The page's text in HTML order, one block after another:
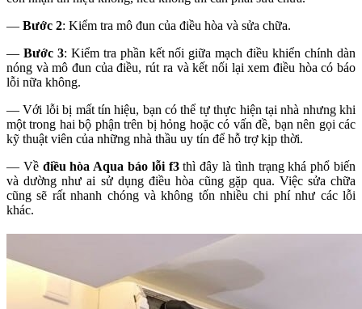
— Bước 2: Kiểm tra mô đun của điều hòa và sửa chữa.
— Bước 3: Kiểm tra phần kết nối giữa mạch điều khiển chính dàn
nóng và mô đun của điều, rút ra và kết nối lại xem điều hòa có báo
lỗi nữa không.
— Với lỗi bị mất tín hiệu, bạn có thể tự thực hiện tại nhà nhưng khi
một trong hai bộ phận trên bị hỏng hoặc có vấn đề, bạn nên gọi các
kỹ thuật viên của những nhà thầu uy tín để hỗ trợ kịp thời.
— Về điều hòa Aqua báo lỗi f3thì đây là tình trạng khá phổ biến
và dường như ai sử dụng điều hòa cũng gặp qua. Việc sửa chữa
cũng sẽ rất nhanh chóng và không tốn nhiều chi phí như các lỗi
khác.